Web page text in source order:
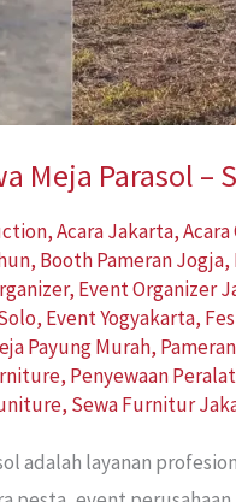
Meja Parasol
,Acara Jakarta,
, Booth Pameran Jogja,
, Event Organizer
, Event Yogyakarta,
Payung Murah,
, Penyewaan
, Sewa Furnitur
adalah layanan